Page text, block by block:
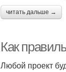
читать дальше →
Как
Любой проект